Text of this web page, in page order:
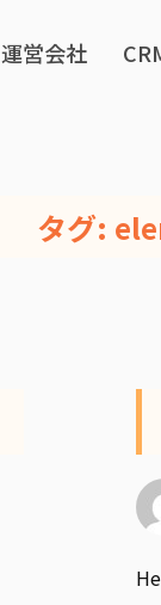
運営会社
タグ: